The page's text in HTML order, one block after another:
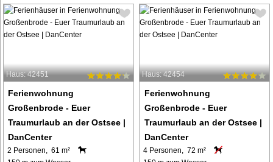
Haus: 42451
Ferienwohnung
Großenbrode - Euer
Traumurlaub an der Ostsee |
DanCenter
2 Personen, 61 m²
Haus: 42454
Ferienwohnung
Großenbrode - Euer
Traumurlaub an der Ostsee |
DanCenter
4 Personen, 72 m²